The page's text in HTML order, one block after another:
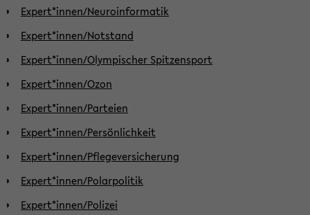
Expert*innen/Neuroinformatik
Expert*innen/Notstand
Expert*innen/Olympischer Spitzensport
Expert*innen/Ozon
Expert*innen/Parteien
Expert*innen/Persönlichkeit
Expert*innen/Pflegeversicherung
Expert*innen/Polarpolitik
Expert*innen/Polizei